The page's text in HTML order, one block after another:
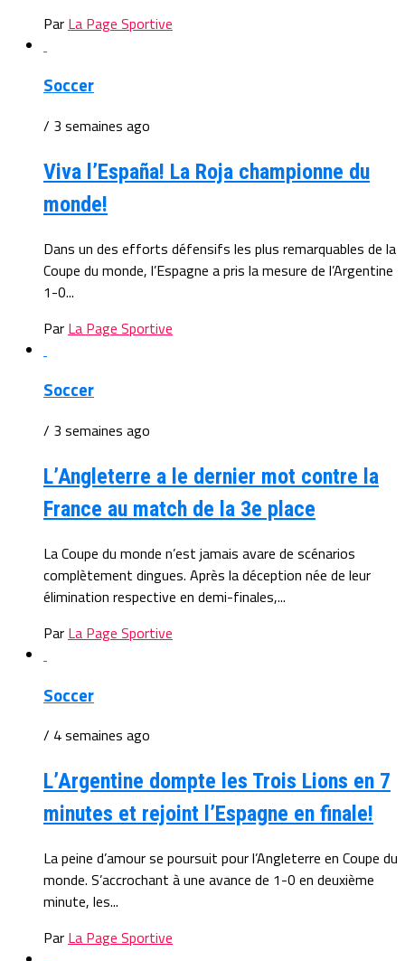
Par La Page Sportive
Soccer
/ 3 semaines ago
Viva l’España! La Roja championne du
monde!
Dans un des efforts défensifs les plus remarquables de la
Coupe du monde, l’Espagne a pris la mesure de l’Argentine
1-0...
Par La Page Sportive
Soccer
/ 3 semaines ago
L’Angleterre a le dernier mot contre la
France au match de la 3e place
La Coupe du monde n’est jamais avare de scénarios
complètement dingues. Après la déception née de leur
élimination respective en demi-finales,...
Par La Page Sportive
Soccer
/ 4 semaines ago
L’Argentine dompte les Trois Lions en 7
minutes et rejoint l’Espagne en finale!
La peine d’amour se poursuit pour l’Angleterre en Coupe du
monde. S’accrochant à une avance de 1-0 en deuxième
minute, les...
Par La Page Sportive